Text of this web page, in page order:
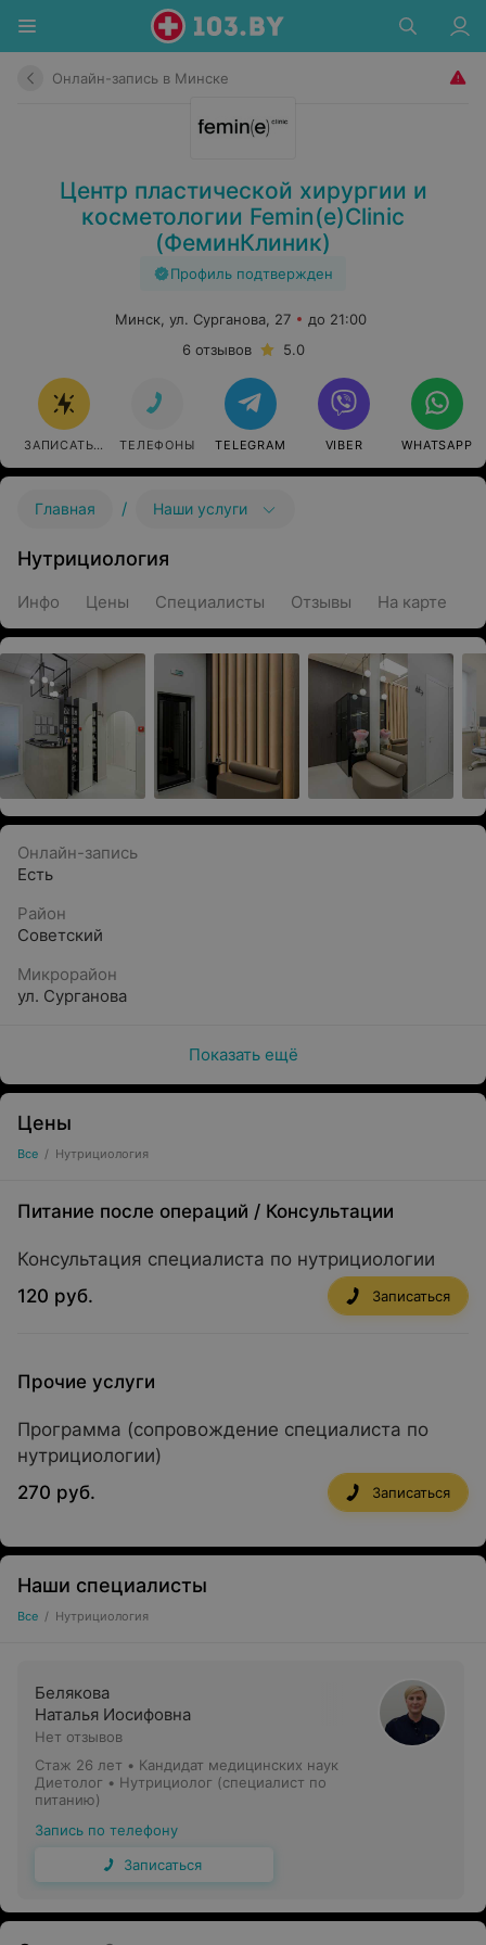
Онлайн-запись в Минске
Центр пластической хирургии и
косметологии Femin(e)Clinic
(ФеминКлиник)
Профиль подтвержден
Минск, ул. Сурганова, 27
до 21:00
6 отзывов
5.0
ЗАПИСАТЬСЯ ОНЛАЙН
ТЕЛЕФОНЫ TELEGRAM VIBER WHATSAPP
Главная / Наши услуги
Нутрициология
Инфо Цены Специалисты Отзывы На карте
Онлайн-запись
Есть
Район
Советский
Микрорайон
ул. Сурганова
Показать ещё
Цены
Все / Нутрициология
Питание после операций / Консультации
Консультация специалиста по нутрициологии
120 руб.
Записаться
Прочие услуги
Программа (сопровождение специалиста по
нутрициологии)
270 руб.
Записаться
Наши специалисты
Все / Нутрициология
Белякова
Наталья Иосифовна
Нет отзывов
Стаж 26 лет • Кандидат медицинских наук
Диетолог • Нутрициолог (специалист по
питанию)
Запись по телефону
Записаться